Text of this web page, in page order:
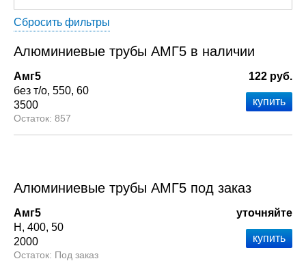
Сбросить фильтры
Алюминиевые трубы АМГ5 в наличии
Амг5
без т/о 550 60
3500
857
122 руб.
Алюминиевые трубы АМГ5 под заказ
Амг5
Н
400 50
2000
Под заказ
уточняйте